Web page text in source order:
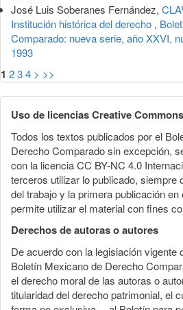
José Luis Soberanes Fernández,
Institución histórica del derecho ,
Comparado: nueva serie, año XXVI,
1993
1 234 > >>
Uso de licencias Creative
Todos los textos publicados por el
Derecho Comparado sin excepción,
con la licencia CC BY-NC 4.0
terceros utilizar lo publicado, siempre
del trabajo y la primera publicación
permite utilizar el material con fines
Derechos de autoras o autores
De acuerdo con la legislación vigente
Boletín Mexicano de Derecho
el derecho moral de las autoras o
titularidad del derecho patrimonial, el